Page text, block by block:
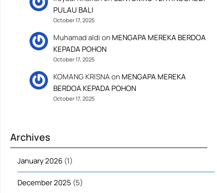
PULAU BALI
October 17, 2025
Muhamad aldion MENGAPA MEREKA BERDOA
KEPADA POHON
October 17, 2025
KOMANG KRISNAon MENGAPA MEREKA
BERDOA KEPADA POHON
October 17, 2025
Archives
January 2026 (1)
December 2025 (5)